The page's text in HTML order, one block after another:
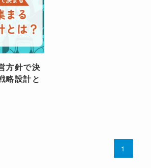
方針で決
略設計と
1